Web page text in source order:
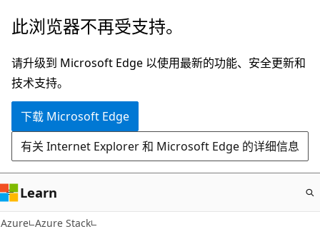
跳
主
要
内
此浏览器不再受支持。
请升级到 Microsoft Edge 以使用最新的功能、安全更新和
技术支持。
下载 Microsoft Edge
有关 Internet Explorer 和 Microsoft Edge 的详细信息
Learn
Azure Azure Stack